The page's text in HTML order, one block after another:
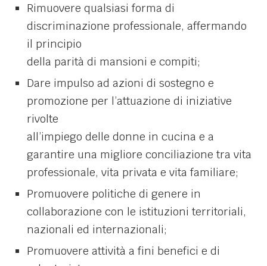
Rimuovere qualsiasi forma di
discriminazione professionale, affermando
il principio
della parità di mansioni e compiti;
Dare impulso ad azioni di sostegno e
promozione per l’attuazione di iniziative
rivolte
all’impiego delle donne in cucina e a
garantire una migliore conciliazione tra vita
professionale, vita privata e vita familiare;
Promuovere politiche di genere in
collaborazione con le istituzioni territoriali,
nazionali ed internazionali;
Promuovere attività a fini benefici e di